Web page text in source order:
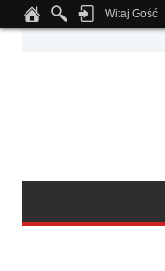
Notice: Undefined index:
Witaj Gość